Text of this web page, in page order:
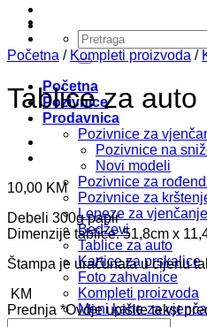
Pretraži:
Početna
Pozivnice
Prodavnica
Pozivnice za
Pozivnice na
Novi modeli
Pozivnice za
Pozivnice za
Lepeze za vjenčanje
Bedževi
Tablice za auto
Kartice za prskalice
Foto zahvalnice
Kompleti proizvoda
Meni karte za
Početna / Kompleti proizvoda /
Tablice za auto
10,00 KM
Debeli 300g papir
Dimenzije tablice: 51,8cm x
Štampa je uračunata u cijenu
KM
Prednja *Ovdje upišite tekst